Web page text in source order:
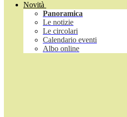
Novità
Panoramica
Le notizie
Le circolari
Calendario eventi
Albo online